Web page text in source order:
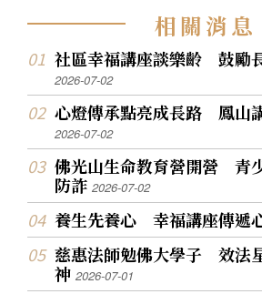
相關消息
社區幸福講座談樂齡 鼓勵
2026-07-02
心燈傳承點亮成長路 鳳山
2026-07-02
佛光山生命教育營開營 青
防詐2026-07-02
養生先養心 幸福講座傳遞
慈惠法師勉佛大學子 效法
神2026-07-01